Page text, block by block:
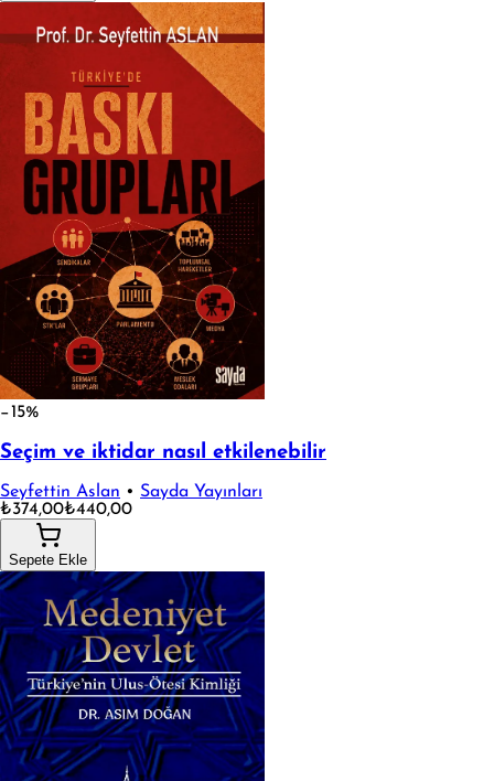
−15%
Seçim ve iktidar nasıl etkilenebilir
Seyfettin Aslan • Sayda Yayınları
₺374,00₺440,00
Sepete Ekle